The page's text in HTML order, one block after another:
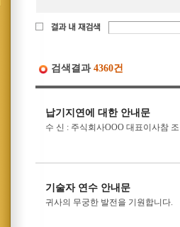
검색결과 4360건
납기지연에 대한 안내문
수 신 : 주식회사OOO 대표이사참
기술자 연수 안내문
귀사의 무궁한 발전을 기원합니다.